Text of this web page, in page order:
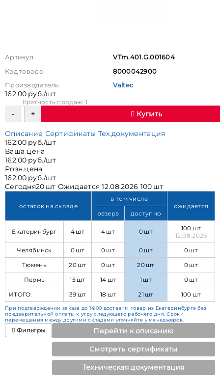
Артикул
VTm.401.G.001604
Код товара
8000042900
Производитель
Valtec
162,00 руб./шт
Кратность продаж: 1
Купить
Описание Сертификаты Тех.документация
162,00 руб./шт
Ваша цена
162,00 руб./шт
Розн.цена
162,00 руб./шт
Сегодня20 шт Ожидается 12.08.2026 100 шт
остаток на складе
в том числе
ожидается
резерв
доступно
Екатеринбург 4 шт 4 шт 0 шт
100 шт
12.08.2026
Челябинск
0 шт 0 шт 0 шт
0 шт
Тюмень
20 шт 0 шт 20 шт
0 шт
Пермь
15 шт 14 шт 1 шт
0 шт
ИТОГО:
39 шт 18 шт 21 шт 100 шт
При подтверждении заказа до 14:00 доставим товар из Екатеринбурга без
предварительной оплаты к утру следующего рабочего дня. Сроки
перемещения между другими складами уточняйте у менеджеров.
Фильтры Перейти к описанию
Смотреть сертификаты
Техническая документация